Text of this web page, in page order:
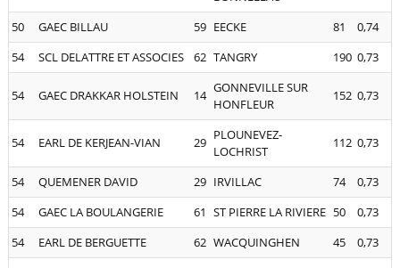
50 GAEC BILLAU 59 EECKE 81
0,74
54
SCL DELATTRE ET ASSOCIES 62 TANGRY 190 0,73
54 GAEC DRAKKAR HOLSTEIN 14 GONNEVILLE SUR
HONFLEUR
152 0,73
54 EARL DE KERJEAN-VIAN 29 PLOUNEVEZ-
LOCHRIST
112 0,73
54 QUEMENER DAVID 29 IRVILLAC 74
0,73
54
GAEC LA BOULANGERIE 61 ST PIERRE LA RIVIERE 50
0,73
54
EARL DE BERGUETTE 62 WACQUINGHEN 45
0,73